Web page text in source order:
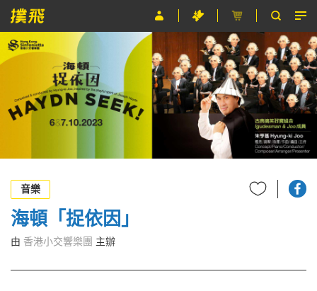
節目
關於撲飛
EN
音樂
海頓「捉依因」
由 香港小交響樂團 主辦